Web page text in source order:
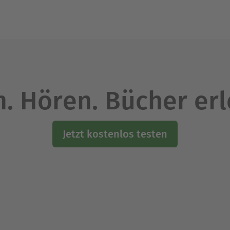
Hören. Bücher
Jetzt kostenlos testen